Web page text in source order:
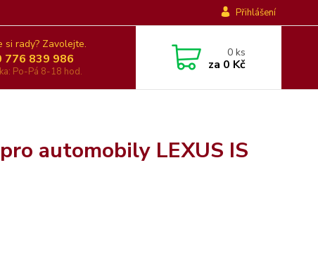
Přihlášení
si rady? Zavolejte.
776 839 986
Po-Pá 8-18 hod.
0ks
za 0 Kč
automobily LEXUS IS